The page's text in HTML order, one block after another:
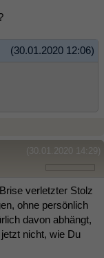
(30.01.2020 12:06)
(30.01.2020 14:29)
verletzter Stolz
ohne persönlich
davon abhängt,
nicht, wie Du